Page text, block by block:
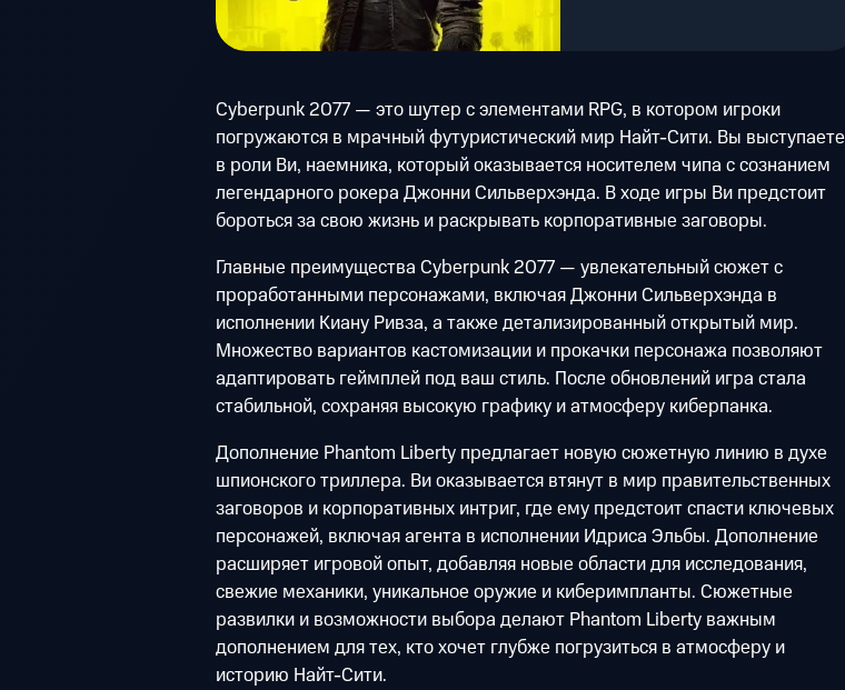
Cyberpunk 2077 — это шутер с элементами RPG, в котором игроки
погружаются в мрачный футуристический мир Найт-Сити. Вы выступаете
в роли Ви, наемника, который оказывается носителем чипа с сознанием
легендарного рокера Джонни Сильверхэнда. В ходе игры Ви предстоит
бороться за свою жизнь и раскрывать корпоративные заговоры.
Главные преимущества Cyberpunk 2077 — увлекательный сюжет с
проработанными персонажами, включая Джонни Сильверхэнда в
исполнении Киану Ривза, а также детализированный открытый мир.
Множество вариантов кастомизации и прокачки персонажа позволяют
адаптировать геймплей под ваш стиль. После обновлений игра стала
стабильной, сохраняя высокую графику и атмосферу киберпанка.
Дополнение Phantom Liberty предлагает новую сюжетную линию в духе
шпионского триллера. Ви оказывается втянут в мир правительственных
заговоров и корпоративных интриг, где ему предстоит спасти ключевых
персонажей, включая агента в исполнении Идриса Эльбы. Дополнение
расширяет игровой опыт, добавляя новые области для исследования,
свежие механики, уникальное оружие и киберимпланты. Сюжетные
развилки и возможности выбора делают Phantom Liberty важным
дополнением для тех, кто хочет глубже погрузиться в атмосферу и
историю Найт-Сити.